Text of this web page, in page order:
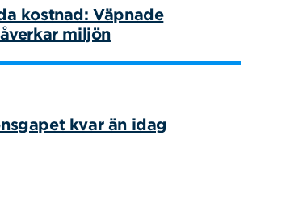
kostnad: Väpnade
miljön
kvar än idag